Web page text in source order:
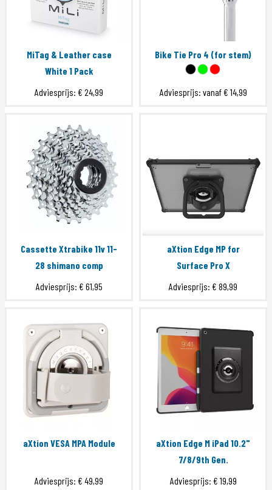
MiTag & Leather case
White 1 Pack
Adviesprijs: € 24,99
Bike Tie Pro 4 (for stem)
Adviesprijs: vanaf€ 14,99
Cassette Xtrabike 11v 11-
28 shimano comp
Adviesprijs: € 61,95
aXtion Edge MP for
Surface Pro X
Adviesprijs: € 89,99
aXtion VESA MPA Module
Adviesprijs: € 49,99
aXtion Edge M iPad 10.2"
7/8/9th Gen.
Adviesprijs: € 19,99